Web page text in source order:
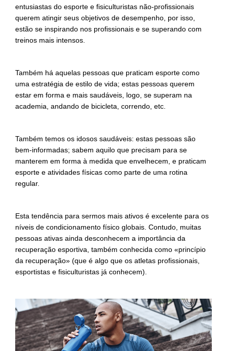
entusiastas do esporte e fisiculturistas não-profissionais
querem atingir seus objetivos de desempenho, por isso,
estão se inspirando nos profissionais e se superando com
treinos mais intensos.
Também há aquelas pessoas que praticam esporte como
uma estratégia de estilo de vida; estas pessoas querem
estar em forma e mais saudáveis, logo, se superam na
academia, andando de bicicleta, correndo, etc.
Também temos os idosos saudáveis: estas pessoas são
bem-informadas; sabem aquilo que precisam para se
manterem em forma à medida que envelhecem, e praticam
esporte e atividades físicas como parte de uma rotina
regular.
Esta tendência para sermos mais ativos é excelente para os
níveis de condicionamento físico globais. Contudo, muitas
pessoas ativas ainda desconhecem a importância da
recuperação esportiva, também conhecida como «princípio
da recuperação» (que é algo que os atletas profissionais,
esportistas e fisiculturistas já conhecem).